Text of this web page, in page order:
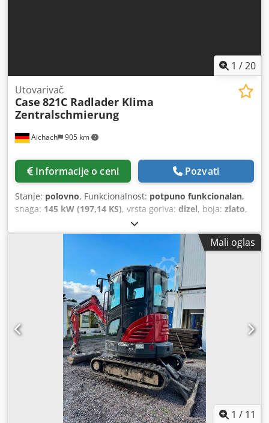
1 /20
Aichach 905 km
Utovarivač
Case 821C Radlader Klima
Zentralschmierung
Informacije o ceni Pozvati
Stanje: polovno, Funkcionalnost: potpuno funkcionalan,
snaga: 145 kW (197,14 KS), vrsta goriva: dizel, boja: zlato,
, Godina proizvodnje:
sati:8.000 h, Oprema:centralizovani sistem
, Case 821C
točkaš/utovarivač Godina proizvodnje: 2000 8.000 radnih
sati 145 kW približno 18.000 kg Klima uređaj Centralno
podmazivanje Gume 23,5R25 Chsdpfey Uxt Sjx An Uoa
Mali oglas
1 / 11